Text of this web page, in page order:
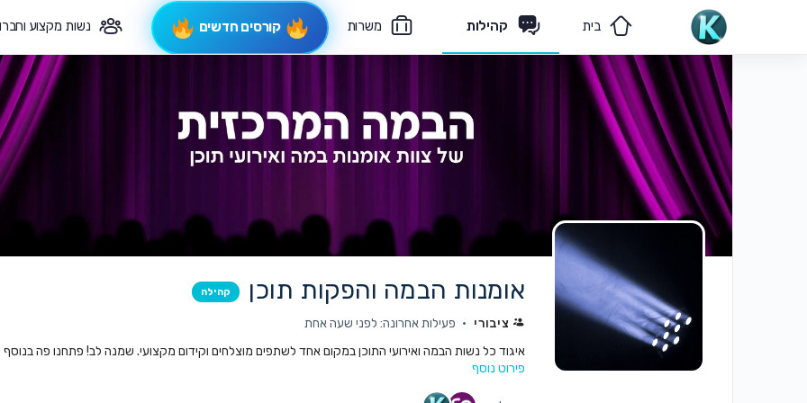
בית קהילות משרות קורסים חדשים נשות מקצוע
מאמרים
אומנות הבמה והפקות תוכן קהילה
ציבורי
פעילות אחרונה: לפני שעה אחת
איגוד כל נשות הבמה ואירועי התוכן במקום אחד לשתפים מוצלחים וקידום מקצועי. שמנה לב! פתחנו פה בנוסף
פירוט נוסף